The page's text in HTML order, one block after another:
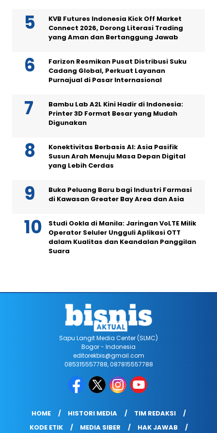
KVB Futures Indonesia Kick Off Market
Connect 2026, Dorong Literasi Trading
yang Aman dan Bertanggung Jawab
Farizon Resmikan Pusat Distribusi Suku
Cadang Global, Perkuat Layanan
Purnajual di Pasar Internasional
Bambu Lab A2L Kini Hadir di Indonesia:
Printer 3D Format Besar yang Mudah
Digunakan
Konektivitas Berbasis AI: Asia Pasifik
Susun Arah Menuju Masa Depan Digital
yang Lebih Cerdas
Buka Peluang Baru bagi Industri Farmasi
di Kawasan Greater Bay Area dan Asia
Studi Ookla di Manila: Jaringan VoLTE Milik
Operator Seluler Ungguli Aplikasi OTT
dalam Kualitas dan Keandalan Panggilan
Suara
Sapu Langit Media Center (SLMC)
Bogor - Indonesia
editorekbis@gmail.com
085315557788, 087815557788
HOME HISTORI MEDIA
TIM REDAKSI
KODE ETIK
MEDIA SIBER
HAK JAWAB